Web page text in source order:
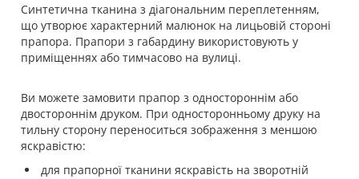
Синтетична тканина з діагональним переплетенням,
що утворює характерний малюнок на лицьовій стороні
прапора. Прапори з габардину використовують у
приміщеннях або тимчасово на вулиці.
Ви можете замовити прапор з одностороннім або
двостороннім друком. При односторонньому друку на
тильну сторону переноситься зображення з меншою
яскравістю:
для прапорної тканини яскравість на зворотній